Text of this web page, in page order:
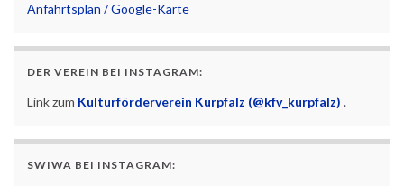
Anfahrtsplan / Google-Karte
DER VEREIN BEI INSTAGRAM:
Link zum Kulturförderverein Kurpfalz (@kfv_kurpfalz) .
SWIWA BEI INSTAGRAM: